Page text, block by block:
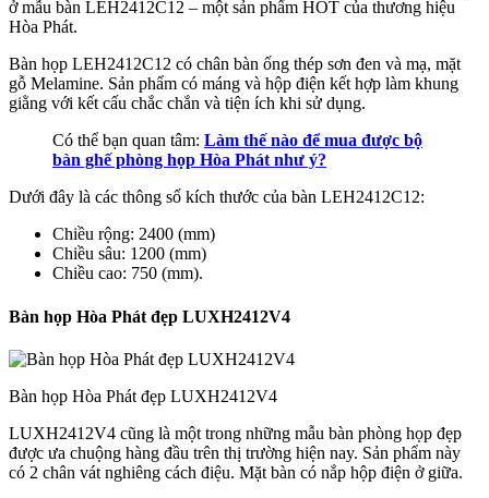
ở mẫu bàn LEH2412C12 – một sản phẩm HOT của thương hiệu
Hòa Phát.
Bàn họp LEH2412C12 có chân bàn ống thép sơn đen và mạ, mặt
gỗ Melamine. Sản phẩm có máng và hộp điện kết hợp làm khung
giằng với kết cấu chắc chắn và tiện ích khi sử dụng.
Có thể bạn quan tâm: Làm thế nào để mua được bộ
bàn ghế phòng họp Hòa Phát như ý?
Dưới đây là các thông số kích thước của bàn LEH2412C12:
Chiều rộng: 2400 (mm)
Chiều sâu: 1200 (mm)
Chiều cao: 750 (mm).
Bàn họp Hòa Phát đẹp LUXH2412V4
Bàn họp Hòa Phát đẹp LUXH2412V4
LUXH2412V4 cũng là một trong những mẫu bàn phòng họp đẹp
được ưa chuộng hàng đầu trên thị trường hiện nay. Sản phẩm này
có 2 chân vát nghiêng cách điệu. Mặt bàn có nắp hộp điện ở giữa.